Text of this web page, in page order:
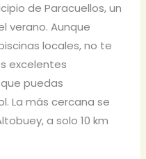
de Paracuellos, un
verano. Aunque
locales, no te
excelentes
puedas
La más cercana se
a solo 10 km